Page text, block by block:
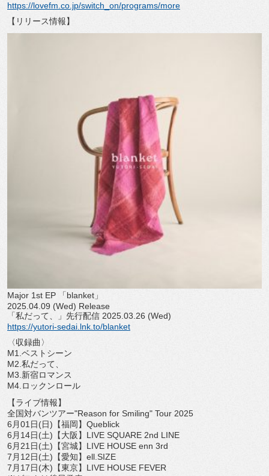
https://lovefm.co.jp/switch_ on/programs/more
【リリース情報】
Major 1st EP 「blanket」
2025.04.09 (Wed) Release
「私だって、」先行配信 2025.03.26 (Wed)
https://yutori-sedai.lnk.to/blanket
〈収録曲〉
M1.ベストシーン
M2.私だって、
M3.新宿ロマンス
M4.ロックンロール
【ライブ情報】
全国対バンツアー"Reason for Smiling" Tour 2025
6月01日(日)【福岡】Queblick
6月14日(土)【大阪】LIVE SQUARE 2nd LINE
6月21日(土)【宮城】LIVE HOUSE enn 3rd
7月12日(土)【愛知】ell.SIZE
7月17日(木)【東京】LIVE HOUSE FEVER